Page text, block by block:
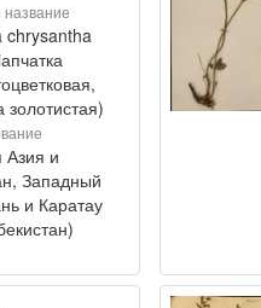
chrysantha
золотистая)
и
Западный
и Каратау